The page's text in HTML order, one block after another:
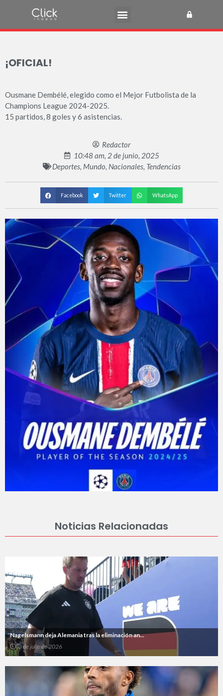
¡OFICIAL!
Ousmane Dembélé, elegido como el Mejor Futbolista de la
Champions League 2024-2025.
15 partidos, 8 goles y 6 asistencias.
Redactor
10:48 am, 2 de junio, 2025
Deportes, Mundo, Nacionales, Tendencias
Facebook Twitter WhatsApp
Noticias Relacionadas
Nagelsmann deja Alemania tras la eliminación an...
3 de julio de 2026